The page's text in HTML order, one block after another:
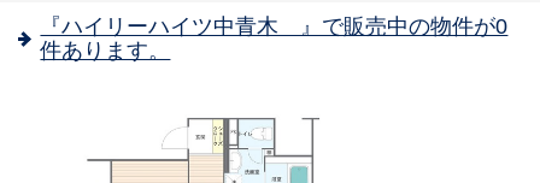
『ハイリーハイツ中青木 』で販売中の物件が0
件あります。